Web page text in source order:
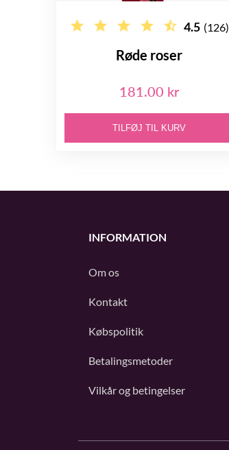
4.5 (126)
Røde roser
181.00 kr
TILFØJ TIL KURV
INFORMATION
Om os
Kontakt
Købspolitik
Betalingsmetoder
Vilkår og betingelser